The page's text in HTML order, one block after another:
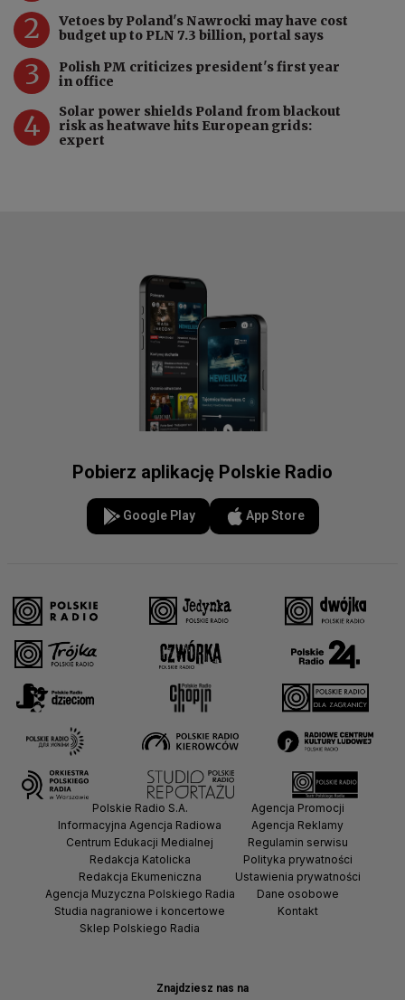
2
Vetoes by Poland's Nawrocki may have cost
budget up to PLN 7.3 billion, portal says
3
Polish PM criticizes president's first year
in office
4
Solar power shields Poland from blackout
risk as heatwave hits European grids:
expert
Pobierz aplikację Polskie Radio
Google Play App Store
Znajdziesz nas na
Polskie Radio S.A.
Informacyjna Agencja Radiowa
Centrum Edukacji Medialnej
Redakcja Katolicka
Redakcja Ekumeniczna
Agencja Muzyczna Polskiego Radia
Studia nagraniowe i koncertowe
Sklep Polskiego Radia
Agencja Promocji
Agencja Reklamy
Regulamin serwisu
Polityka prywatności
Ustawienia prywatności
Dane osobowe
Kontakt